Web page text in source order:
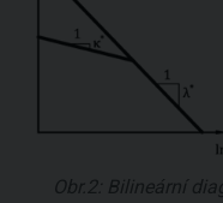
Obr.2: Bilineární